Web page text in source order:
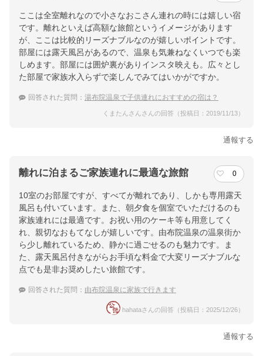
提供：楽天トラベル
楽天トラベルで
ホテル詳細を詳しく見る
ここは全室離れなので小さなおこさん連れの時には嬉しい宿
です。離れといえば高額な旅館というイメージがあります
が、ここは比較的リーズナブルなのが嬉しいポイントです。
部屋には露天風呂があるので、温泉も気兼ねなくいつでも楽
しめます。部屋には囲炉裏がありインスタ映えも。広々とし
た部屋で家族水入らずで楽しんでみてはいかがですか。
回答された質問： 湯布院温泉で子供連れにおすすめの宿は？
くまたんさんさんの回答（投稿日：2019/11/13）
通報する
離れに泊まるご家族連れに最適な旅館 0
10室のお部屋ですが、すべてが離れであり、しかも専用露天
風呂も付いています。また、朝夕食を個室でいただけるのも
家族連れには最適です。お祝い用のケーキ等も用意してく
れ、親切なおもてなしが嬉しいです。由布院温泉の温泉街か
ら少し離れているため、静かに過ごせるのも魅力です。ま
た、露天風呂付きながらお手頃な料金で大変リーズナブルな
点でも是非お奨めしたい旅館です。
回答された質問： 由布院温泉に家族で行きます
hahataさんの回答（投稿日：2025/12/26）
通報する